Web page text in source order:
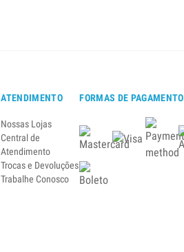
ATENDIMENTO
Nossas Lojas
Central de
Atendimento
Trocas e Devoluções
Trabalhe Conosco
FORMAS DE PAGAMENTO